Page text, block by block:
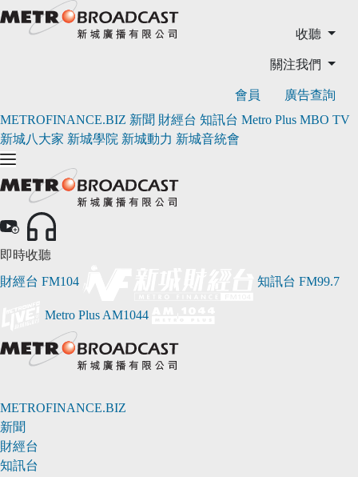
收聽
關注我們
會員
廣告查詢
METROFINANCE.BIZ 新聞 財經台 知訊台 Metro Plus MBO TV
新城八大家 新城學院 新城動力 新城音統會
即時收聽
財經台 FM104 知訊台 FM99.7
Metro Plus AM1044
METROFINANCE.BIZ
新聞
財經台
知訊台